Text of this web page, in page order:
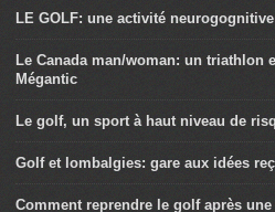
LE GOLF: une activité
Le Canada man/woman: un triathlon
Mégantic
Le golf, un sport à haut niveau de
Golf et lombalgies: gare aux idées
Comment reprendre le golf après